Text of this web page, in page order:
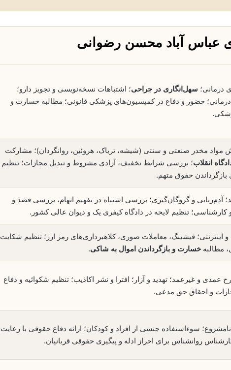
عباس آباد محسن رضوانی
درمانی؛ سهل‌انگاری در جراحی؛ اشتباهات نسخه‌نویسی و تجویز دارو؛
درمانی؛ حضور و دفاع در کمیسیون‌های پزشکی قانونی؛ مطالبه خسارت و
مواد مخدر صنعتی و سنتی (شیشه، تریاک، هروئین، روانگردان)؛ مشارکت
انقلاب؛ بررسی شرایط تخفیف، آزادی مشروط و تبدیل مجازات؛ تنظیم
بازگرداندن حقوق متهم.
آدم‌ربایی و گروگان‌گیری؛ بررسی اشتباه در تفهیم اتهام، بررسی قصد و
کارشناسی؛ تنظیم لایحه در دادگاه کیفری یک و دیوان عالی کشور.
اینترنتی؛ فیشینگ، معاملات صوری، کلاهبرداری‌های رمز ارز؛ تنظیم شکایت
مطالبه خسارت و بازگرداندن اموال به شاکی.
و غیرعمد؛ تهدید و آزار؛ افترا و نشر اکاذیب؛ تنظیم شکوائیه و دفاع
و احقاق حق مدعی.
سوءاستفاده جنسی از افراد و کودکان؛ ارائه دفاع حقوقی با رعایت
روانشناس برای احراز ادله و پیگیری حقوقی قربانیان.